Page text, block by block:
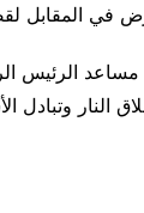
في
الرئيس
النار وتبادل